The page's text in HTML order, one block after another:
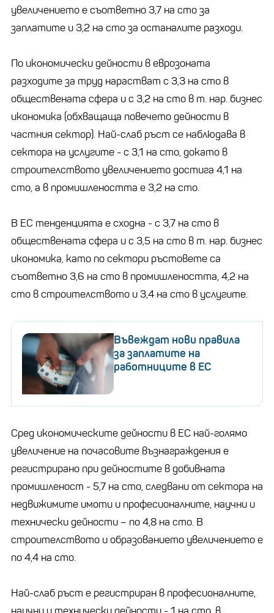
увеличението е съответно 3,7 на сто за
заплатите и 3,2 на сто за останалите разходи.
По икономически дейности в еврозоната
разходите за труд нарастват с 3,3 на сто в
обществената сфера и с 3,2 на сто в т. нар. бизнес
икономика (обхващаща повечето дейности в
частния сектор). Най-слаб ръст се наблюдава в
сектора на услугите - с 3,1 на сто, докато в
строителството увеличението достига 4,1 на
сто, а в промишлеността е 3,2 на сто.
В ЕС тенденцията е сходна - с 3,7 на сто в
обществената сфера и с 3,5 на сто в т. нар. бизнес
икономика, като по сектори ръстовете са
съответно 3,6 на сто в промишлеността, 4,2 на
сто в строителството и 3,4 на сто в услугите.
Въвеждат нови правила
за заплатите на
работниците в ЕС
Сред икономическите дейности в ЕС най-голямо
увеличение на почасовите възнаграждения е
регистрирано при дейностите в добивната
промишленост - 5,7 на сто, следвани от сектора на
недвижимите имоти и професионалните, научни и
технически дейности – по 4,8 на сто. В
строителството и образованието увеличението е
по 4,4 на сто.
Най-слаб ръст е регистриран в професионалните,